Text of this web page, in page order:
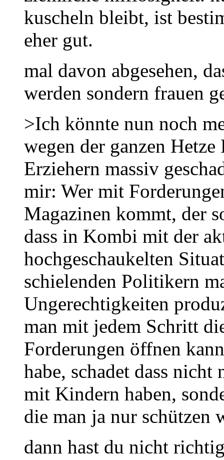
kuscheln bleibt, ist
eher gut.
mal davon abgesehen,
werden sondern frauen
>Ich könnte nun noch
wegen der ganzen
Erziehern massiv
mir: Wer mit
Magazinen kommt, der
dass in Kombi mit der
hochgeschaukelten
schielenden Politikern
Ungerechtigkeiten
man mit jedem Schritt
Forderungen öffnen
habe, schadet dass
mit Kindern haben,
die man ja nur schützen
dann hast du nicht